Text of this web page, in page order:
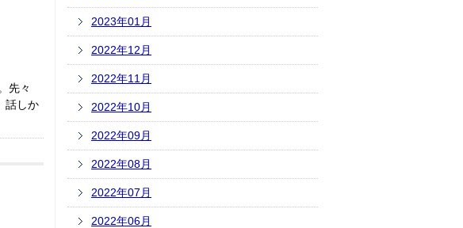
先々
話しか
2023年01月
2022年12月
2022年11月
2022年10月
2022年09月
2022年08月
2022年07月
2022年06月